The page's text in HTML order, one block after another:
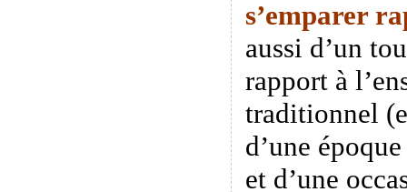
s’emparer
aussi d’un
rapport à
traditionnel
d’une
et d’une